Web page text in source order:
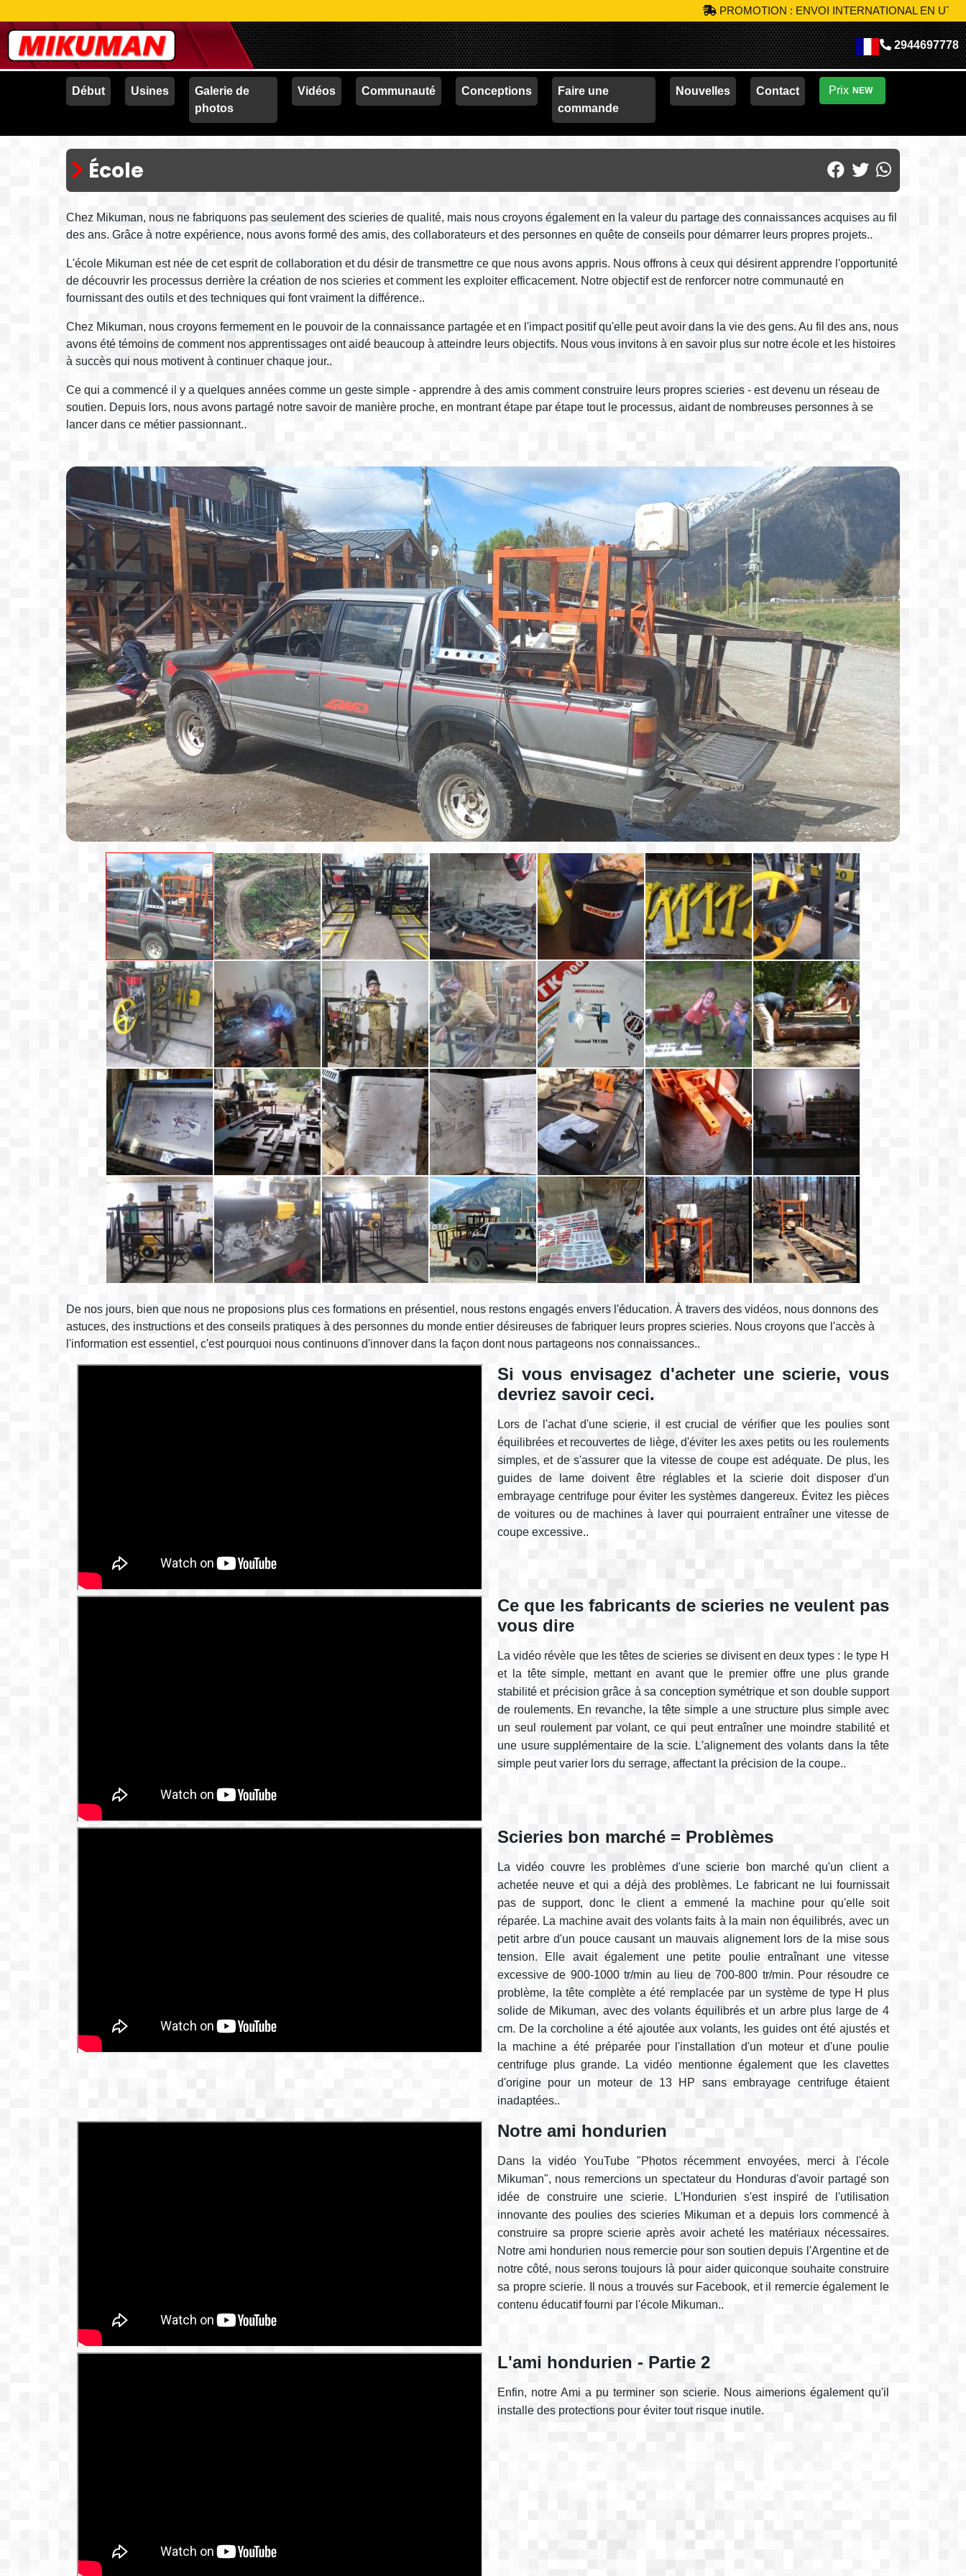
PROMOTION : ENVOI INTERNATIONAL EN UTILISANT LE
2944697778
Début Usines
Galerie de
photos
Vidéos Communauté Conceptions
Faire une
commande
Nouvelles Contact Prix NEW
École
Chez Mikuman, nous ne fabriquons pas seulement des scieries de qualité, mais nous croyons également en la valeur du partage des connaissances acquises au fil
des ans. Grâce à notre expérience, nous avons formé des amis, des collaborateurs et des personnes en quête de conseils pour démarrer leurs propres projets..
L'école Mikuman est née de cet esprit de collaboration et du désir de transmettre ce que nous avons appris. Nous offrons à ceux qui désirent apprendre l'opportunité
de découvrir les processus derrière la création de nos scieries et comment les exploiter efficacement. Notre objectif est de renforcer notre communauté en
fournissant des outils et des techniques qui font vraiment la différence..
Chez Mikuman, nous croyons fermement en le pouvoir de la connaissance partagée et en l'impact positif qu'elle peut avoir dans la vie des gens. Au fil des ans, nous
avons été témoins de comment nos apprentissages ont aidé beaucoup à atteindre leurs objectifs. Nous vous invitons à en savoir plus sur notre école et les histoires
à succès qui nous motivent à continuer chaque jour..
Ce qui a commencé il y a quelques années comme un geste simple - apprendre à des amis comment construire leurs propres scieries - est devenu un réseau de
soutien. Depuis lors, nous avons partagé notre savoir de manière proche, en montrant étape par étape tout le processus, aidant de nombreuses personnes à se
lancer dans ce métier passionnant..
De nos jours, bien que nous ne proposions plus ces formations en présentiel, nous restons engagés envers l'éducation. À travers des vidéos, nous donnons des
astuces, des instructions et des conseils pratiques à des personnes du monde entier désireuses de fabriquer leurs propres scieries. Nous croyons que l'accès à
l'information est essentiel, c'est pourquoi nous continuons d'innover dans la façon dont nous partageons nos connaissances..
Si vous envisagez d'acheter une scierie, vous
devriez savoir ceci.
Lors de l'achat d'une scierie, il est crucial de vérifier que les poulies sont
équilibrées et recouvertes de liège, d'éviter les axes petits ou les roulements
simples, et de s'assurer que la vitesse de coupe est adéquate. De plus, les
guides de lame doivent être réglables et la scierie doit disposer d'un
embrayage centrifuge pour éviter les systèmes dangereux. Évitez les pièces
de voitures ou de machines à laver qui pourraient entraîner une vitesse de
coupe excessive..
Ce que les fabricants de scieries ne veulent pas
vous dire
La vidéo révèle que les têtes de scieries se divisent en deux types : le type H
et la tête simple, mettant en avant que le premier offre une plus grande
stabilité et précision grâce à sa conception symétrique et son double support
de roulements. En revanche, la tête simple a une structure plus simple avec
un seul roulement par volant, ce qui peut entraîner une moindre stabilité et
une usure supplémentaire de la scie. L'alignement des volants dans la tête
simple peut varier lors du serrage, affectant la précision de la coupe..
Scieries bon marché = Problèmes
La vidéo couvre les problèmes d'une scierie bon marché qu'un client a
achetée neuve et qui a déjà des problèmes. Le fabricant ne lui fournissait
pas de support, donc le client a emmené la machine pour qu'elle soit
réparée. La machine avait des volants faits à la main non équilibrés, avec un
petit arbre d'un pouce causant un mauvais alignement lors de la mise sous
tension. Elle avait également une petite poulie entraînant une vitesse
excessive de 900-1000 tr/min au lieu de 700-800 tr/min. Pour résoudre ce
problème, la tête complète a été remplacée par un système de type H plus
solide de Mikuman, avec des volants équilibrés et un arbre plus large de 4
cm. De la corcholine a été ajoutée aux volants, les guides ont été ajustés et
la machine a été préparée pour l'installation d'un moteur et d'une poulie
centrifuge plus grande. La vidéo mentionne également que les clavettes
d'origine pour un moteur de 13 HP sans embrayage centrifuge étaient
inadaptées..
Notre ami hondurien
Dans la vidéo YouTube "Photos récemment envoyées, merci à l'école
Mikuman", nous remercions un spectateur du Honduras d'avoir partagé son
idée de construire une scierie. L'Hondurien s'est inspiré de l'utilisation
innovante des poulies des scieries Mikuman et a depuis lors commencé à
construire sa propre scierie après avoir acheté les matériaux nécessaires.
Notre ami hondurien nous remercie pour son soutien depuis l'Argentine et de
notre côté, nous serons toujours là pour aider quiconque souhaite construire
sa propre scierie. Il nous a trouvés sur Facebook, et il remercie également le
contenu éducatif fourni par l'école Mikuman..
L'ami hondurien - Partie 2
Enfin, notre Ami a pu terminer son scierie. Nous aimerions également qu'il
installe des protections pour éviter tout risque inutile.